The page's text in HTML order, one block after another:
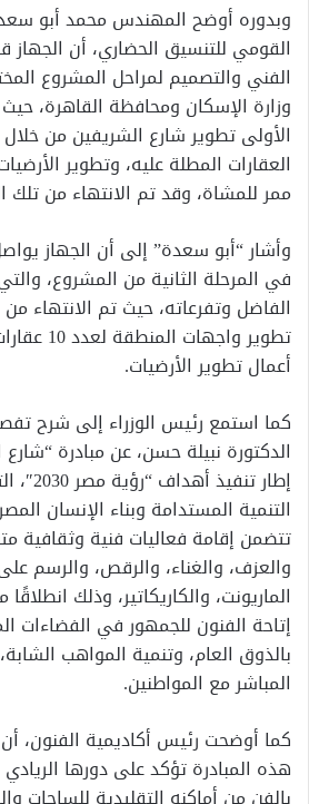
وبدوره أوضح المهندس محمد أبو
القومي للتنسيق الحضاري، أن الجهاز
الفني والتصميم لمراحل المشروع
وزارة الإسكان ومحافظة القاهرة،
الأولى تطوير شارع الشريفين من
العقارات المطلة عليه، وتطوير
ممر للمشاة، وقد تم الانتهاء من تلك
وأشار “أبو سعدة” إلى أن الجهاز
في المرحلة الثانية من المشروع،
تطوير
أعمال تطوير الأرضيات.
كما استمع رئيس الوزراء إلى شرح
الدكتورة نبيلة حسن، عن مبادرة
إطار
التنمية المستدامة وبناء الإنسان
تتضمن إقامة فعاليات فنية وثقافية
والعزف، والغناء، والرقص، والرسم
الماريونت، والكاريكاتير، وذلك
إتاحة الفنون للجمهور في الفضاءات
بالذوق العام، وتنمية المواهب
المباشر مع المواطنين.
كما أوضحت رئيس أكاديمية الفنون،
هذه المبادرة تؤكد على دورها الريادي